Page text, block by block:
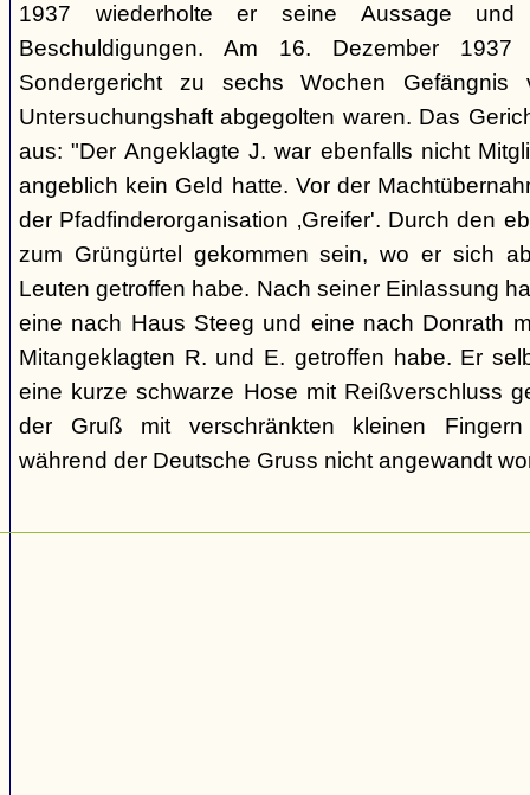
1937 wiederholte er seine Aussage und
Beschuldigungen. Am 16. Dezember
Sondergericht zu sechs Wochen
Untersuchungshaft abgegolten waren. Das
aus: "Der Angeklagte J. war ebenfalls nicht
angeblich kein Geld hatte. Vor der
der Pfadfinderorganisation ‚Greifer'. Durch den
zum Grüngürtel gekommen sein, wo er sich
Leuten getroffen habe. Nach seiner Einlassung
eine nach Haus Steeg und eine nach Donrath
Mitangeklagten R. und E. getroffen habe. Er
eine kurze schwarze Hose mit Reißverschluss
der Gruß mit verschränkten kleinen Fingern
während der Deutsche Gruss nicht angewandt